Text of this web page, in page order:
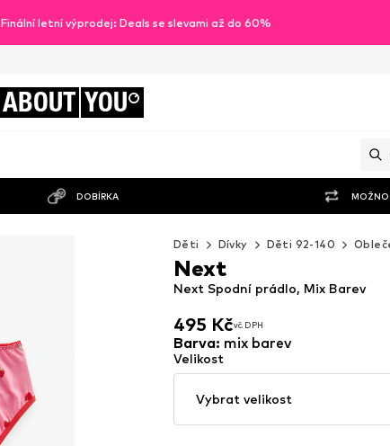
Finální letní výprodej: Deals se slevami až do 60%
ABOUT YOU
DOBÍRKA
Děti Dívky Děti 92-140
495 Kčvč. DPH
495 Kčvč. DPH
Next Spodní prádlo, Mix Barev
Next
Barva: mix barev
Velikost
Vybrat velikost